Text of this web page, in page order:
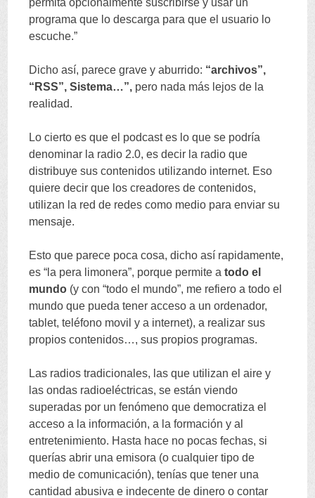
programa que lo descarga para que el usuario lo
escuche.”
Dicho así, parece grave y aburrido: “archivos”,
“ RSS”,Sistema…”, pero nada más lejos de la
realidad.
Lo cierto es que el podcast es lo que se podría
denominar la radio 2.0,es decir la radio que
distribuye sus contenidos utilizando internet. Eso
quiere decir que los creadores de contenidos,
utilizan la red de redes como medio para enviar su
mensaje.
Esto que parece poca cosa,dicho así rapidamente,
es “ la pera limonera”, porque permite a todo el
mundo (y con “todo el mundo”, me refiero a todo el
mundo que pueda tener acceso a un ordenador,
tablet,teléfono movil y a internet),a realizar sus
propios contenidos…,sus propios programas.
Las radios tradicionales, las que utilizan el aire y
las ondas radioeléctricas,se están viendo
superadas por un fenómeno que democratiza el
acceso a la información,a la formación y al
entretenimiento. Hasta hace no pocas fechas,si
querías abrir una emisora (o cualquier tipo de
medio de comunicación),tenías que tener una
cantidad abusiva e indecente de dinero o contar